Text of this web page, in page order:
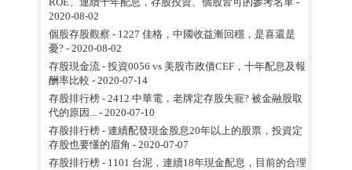
2020-08-02
個股存股觀察 - 1227 佳格，中國收益漸回穩，是喜還是
憂?- 2020-08-02
存股現金流 - 投資0056 vs 美股市政債CEF，十年配息及報
酬率比較 - 2020-07-14
存股排行榜 - 2412 中華電，老牌定存股失寵? 被金融股取
代的原因...- 2020-07-10
存股排行榜 - 連續配發現金股息20年以上的股票，投資定
存股也要懂的眉角 - 2020-07-07
存股排行榜 - 1101 台泥，連續18年現金配息，目前的合理